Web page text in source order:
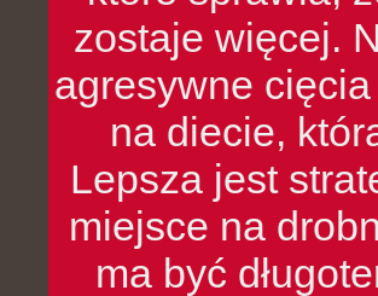
zostaje więcej.
agresywne
na diecie,
Lepsza jest
miejsce na
ma być